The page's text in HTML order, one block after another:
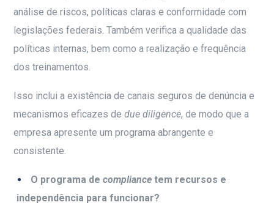
análise de riscos, políticas claras e conformidade com
legislações federais. Também verifica a qualidade das
políticas internas, bem como a realização e frequência
dos treinamentos.
Isso inclui a existência de canais seguros de denúncia e
mecanismos eficazes dedue diligence, de modo que a
empresa apresente um programa abrangente e
consistente.
O programa decompliance tem recursos e
independência para funcionar?